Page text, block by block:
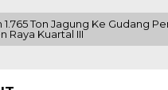
Ton Jagung Ke Gudang
Raya Kuartal III